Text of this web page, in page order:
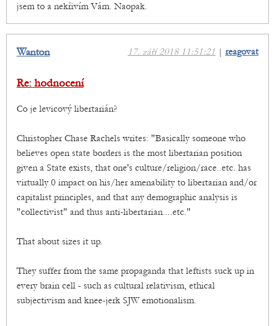
jsem to a nekřivím Vám. Naopak.
17. září 2018 11:51:21 | reagovat
Wanton
Re: hodnocení
Co je levicový libertarián?
Christopher Chase Rachels writes: "Basically someone who
believes open state borders is the most libertarian position
given a State exists, that one's culture/religion/race..etc. has
virtually 0 impact on his/her amenability to libertarian and/or
capitalist principles, and that any demographic analysis is
"collectivist" and thus anti-libertarian....etc."
That about sizes it up.
They suffer from the same propaganda that leftists suck up in
every brain cell - such as cultural relativism, ethical
subjectivism and knee-jerk SJW emotionalism.